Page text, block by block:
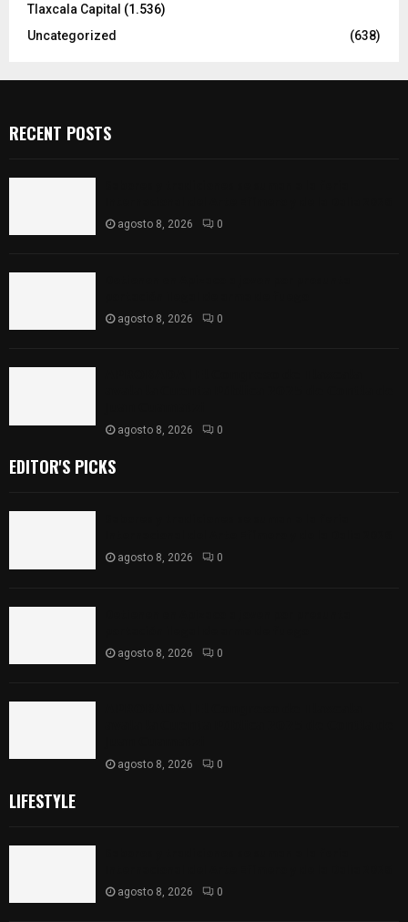
Tlaxcala Capital (1.536)
Uncategorized
(638)
RECENT POSTS
agosto 8, 2026 0
agosto 8, 2026 0
agosto 8, 2026 0
EDITOR'S PICKS
agosto 8, 2026 0
agosto 8, 2026 0
agosto 8, 2026 0
LIFESTYLE
agosto 8, 2026 0